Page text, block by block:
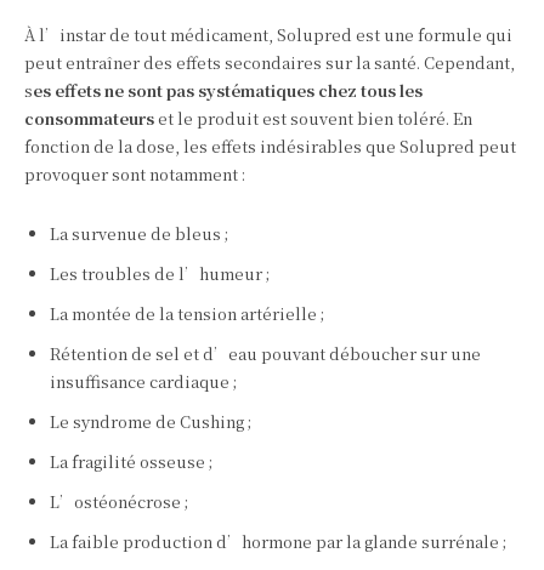
À l’instar de tout médicament, Solupred est une formule qui
peut entraîner des effets secondaires sur la santé. Cependant,
ses effets ne sont pas systématiques chez tous les
consommateurset le produit est souvent bien toléré. En
fonction de la dose, les effets indésirables que Solupred peut
provoquer sont notamment :
La survenue de bleus ;
Les troubles de l’humeur ;
La montée de la tension artérielle ;
Rétention de sel et d’eau pouvant déboucher sur une
insuffisance cardiaque ;
Le syndrome de Cushing ;
La fragilité osseuse ;
L’ostéonécrose ;
La faible production d’hormone par la glande surrénale ;